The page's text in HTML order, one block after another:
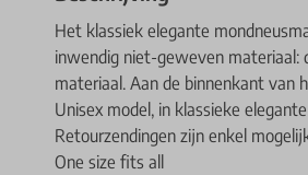
Het klassiek elegante
inwendig niet-geweven materiaal:
materiaal. Aan de binnenkant van
Unisex model, in klassieke
Retourzendingen zijn enkel
One size fits all